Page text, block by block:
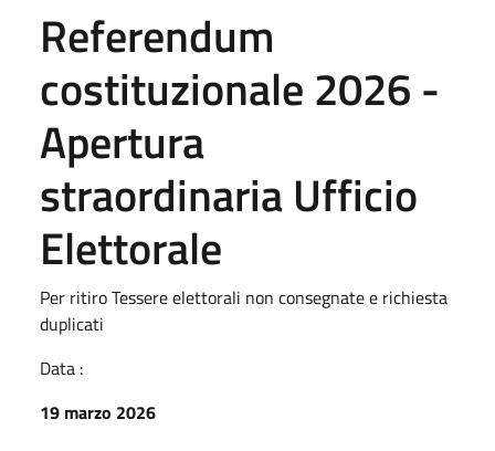
Referendum
costituzionale 2026 -
Apertura
straordinaria Ufficio
Elettorale
Per ritiro Tessere elettorali non consegnate e richiesta
duplicati
Data :
19 marzo 2026